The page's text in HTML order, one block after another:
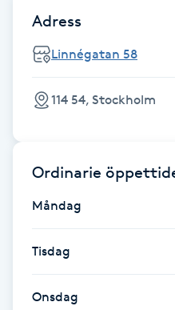
Hårförlängning
Hårvård
Hälsa
Idrottsmassage
Adress
Linnégatan 58
114 54, Stockholm
Ordinarie
Måndag
Tisdag
Onsdag